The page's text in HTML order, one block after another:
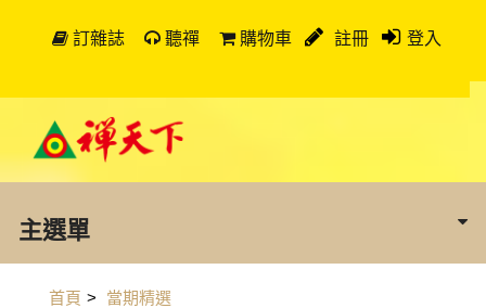
訂雜誌 聽禪 購物車 註冊 登入
主選單
首頁 > 當期精選